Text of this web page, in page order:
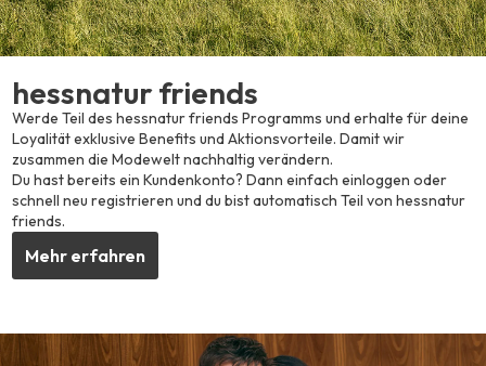
hessnatur friends
Werde Teil des hessnatur friends Programms und erhalte für deine
Loyalität exklusive Benefits und Aktionsvorteile. Damit wir
zusammen die Modewelt nachhaltig verändern.
Du hast bereits ein Kundenkonto? Dann einfach einloggen oder
schnell neu registrieren und du bist automatisch Teil von hessnatur
friends.
Mehr erfahren